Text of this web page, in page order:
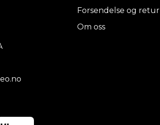
Forsendelse og retur
Om oss